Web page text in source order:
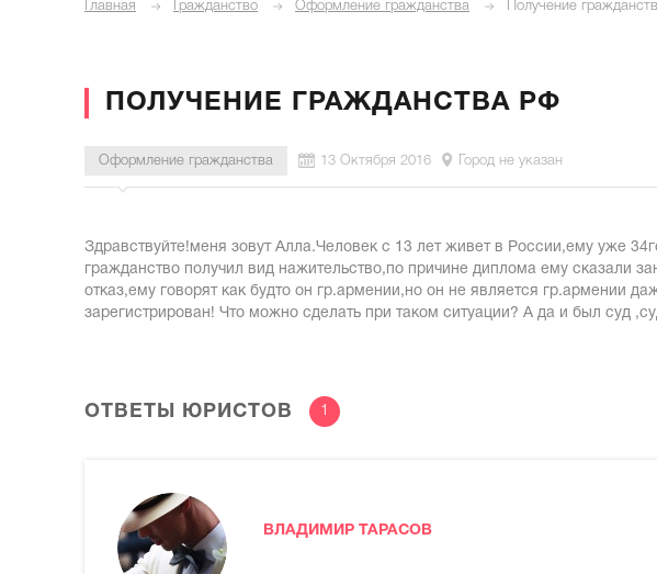
Главная Гражданство Оформление гражданства Получение
ПОЛУЧЕНИЕ ГРАЖДАНСТВА РФ
Оформление гражданства 13 Октября 2016 Город не указан
Здравствуйте!меня зовут Алла.Человек с 13 лет живет в России,ему уже
гражданство получил вид нажительство,по причине диплома ему сказали
отказ,ему говорят как будто он гр.армении,но он не является гр.армении
зарегистрирован! Что можно сделать при таком ситуации? А да и был суд
ОТВЕТЫ ЮРИСТОВ 1
ВЛАДИМИР ТАРАСОВ